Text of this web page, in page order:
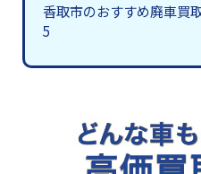
香取市のおすすめ廃車買
5